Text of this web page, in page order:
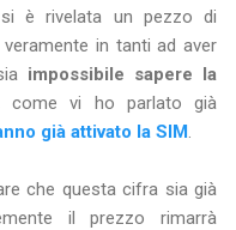
è rivelata un pezzo di
in tanti ad aver
impossibile sapere la
come vi ho parlato già
già attivato la SIM.
che questa cifra sia già
il prezzo rimarrà